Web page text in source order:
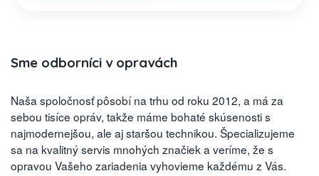
Sme odborníci v opravách
Naša spoločnosť pôsobí na trhu od roku 2012, a má za
sebou tisíce opráv, takže máme bohaté skúsenosti s
najmodernejšou, ale aj staršou technikou. Špecializujeme
sa na kvalitný servis mnohých značiek a veríme, že s
opravou Vašeho zariadenia vyhovieme každému z Vás.